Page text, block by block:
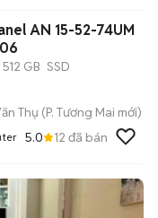
AN 15-52-74UM
512 GB SSD
Thụ (P. Tương Mai mới)
5.0 12 đã bán